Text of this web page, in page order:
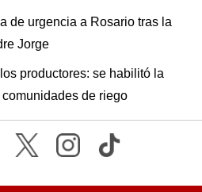
de urgencia a Rosario tras la
Jorge
productores: se habilitó la
de riego